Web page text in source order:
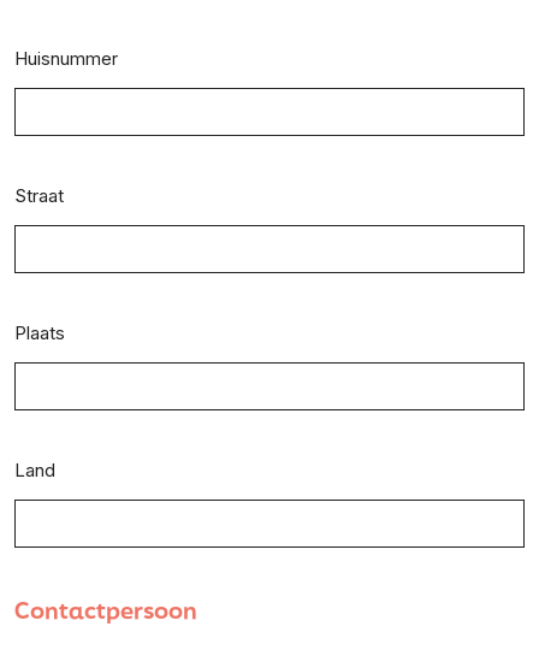
Huisnummer
Straat
Plaats
Land
Contactpersoon